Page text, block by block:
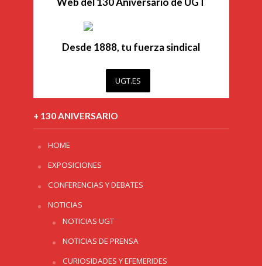
Desde 1888, tu fuerza sindical
UGT.ES
+ 130 ANIVERSARIO
HOME
EXPOSICIONES
CONFERENCIAS Y DEBATES
NOTICIAS
NOTICIAS UGT
NOTICIAS DE PRENSA
CURIOSIDADES Y EFEMERIDES